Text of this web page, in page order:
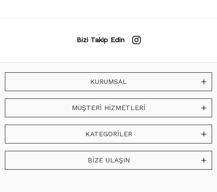
Bizi Takip Edin
KURUMSAL
MÜŞTERİ HİZMETLERİ
KATEGORİLER
BİZE ULAŞIN